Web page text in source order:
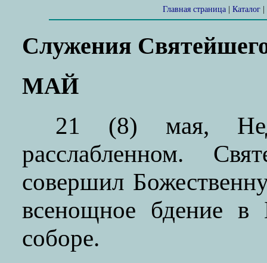
Главная страница Каталог
Служения
МАЙ
21 (8) мая,
расслабленном.
совершил
всенощное бдение в
соборе.